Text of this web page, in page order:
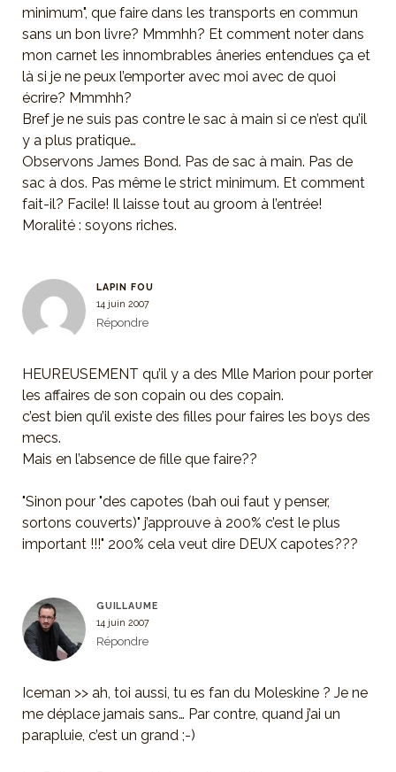
minimum", que faire dans les transports en commun
sans un bon livre? Mmmhh? Et comment noter dans
mon carnet les innombrables âneries entendues ça et
là si je ne peux l’emporter avec moi avec de quoi
écrire? Mmmhh?
Bref je ne suis pas contre le sac à main si ce n’est qu’il
y a plus pratique…
Observons James Bond. Pas de sac à main. Pas de
sac à dos. Pas même le strict minimum. Et comment
fait-il? Facile! Il laisse tout au groom à l’entrée!
Moralité : soyons riches.
LAPIN FOU
14 juin 2007
Répondre
HEUREUSEMENT qu’il y a des Mlle Marion pour porter
les affaires de son copain ou des copain.
c’est bien qu’il existe des filles pour faires les boys des
mecs.
Mais en l’absence de fille que faire??
"Sinon pour "des capotes (bah oui faut y penser,
sortons couverts)" j’approuve à 200% c’est le plus
important !!!" 200% cela veut dire DEUX capotes???
GUILLAUME
14 juin 2007
Répondre
Iceman >> ah, toi aussi, tu es fan du Moleskine ? Je ne
me déplace jamais sans… Par contre, quand j’ai un
parapluie, c’est un grand ;-)